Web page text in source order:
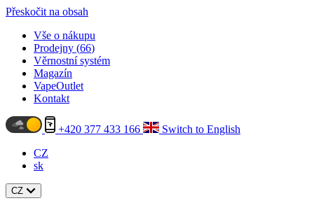
Přeskočit na obsah
Vše o nákupu
Prodejny (66)
Věrnostní systém
Magazín
VapeOutlet
Kontakt
+420 377 433 166
Switch to English
CZ
sk
CZ